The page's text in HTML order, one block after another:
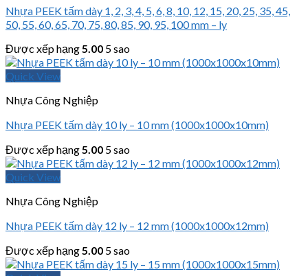
Nhựa PEEK tấm dày 1, 2, 3, 4, 5, 6, 8, 10, 12, 15, 20, 25, 35, 45,
50, 55, 60, 65, 70, 75, 80, 85, 90, 95, 100 mm – ly
Được xếp hạng5.00 5 sao
Quick View
Nhựa Công Nghiệp
Nhựa PEEK tấm dày 10 ly – 10 mm (1000x1000x10mm)
Được xếp hạng5.00 5 sao
Quick View
Nhựa Công Nghiệp
Nhựa PEEK tấm dày 12 ly – 12 mm (1000x1000x12mm)
Được xếp hạng5.00 5 sao